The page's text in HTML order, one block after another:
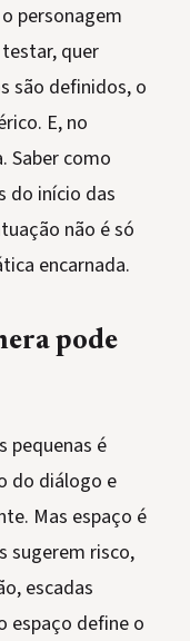
personagem
quer
são definidos, o
E, no
Saber como
do início das
não é só
encarnada.
pode
pequenas é
do diálogo e
Mas espaço é
sugerem risco,
escadas
espaço define o